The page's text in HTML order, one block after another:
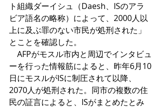
ト組織ダーイシュ（Daesh、ISのアラ
ビア語名の略称）によって、2000人以
上に及ぶ罪のない市民が処刑された」
とことを確認した。
AFPがモスル市内と周辺でインタビュ
ーを行った情報筋によると、昨年6月10
日にモスルがISに制圧されて以降、
2070人が処刑された。同市の複数の住
民の証言によると、ISがまとめたとみ